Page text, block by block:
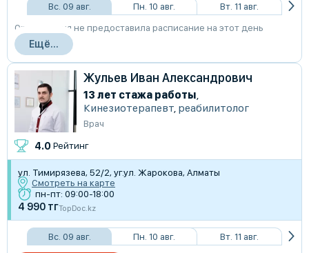
Вс. 09 авг. Пн. 10 авг.
Вт. 11 авг.
Организация не предоставила расписание на этот день
Ещё...
Жульев Иван Александрович
13 лет стажа работы
Кинезиотерапевт реабилитолог
Врач
4.0 Рейтинг
​ул. Тимирязева, 52/2, уг.ул. Жарокова, Алматы
Смотреть на карте
пн-пт: 09:00-18:00
4 990 тгTopDoc.kz
Вс. 09 авг. Пн. 10 авг. Вт. 11 авг.